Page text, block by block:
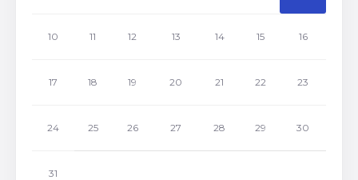
10 11 12 13 14 15 16
17 18 19 20 21 22 23
24 25 26 27 28 29 30
31